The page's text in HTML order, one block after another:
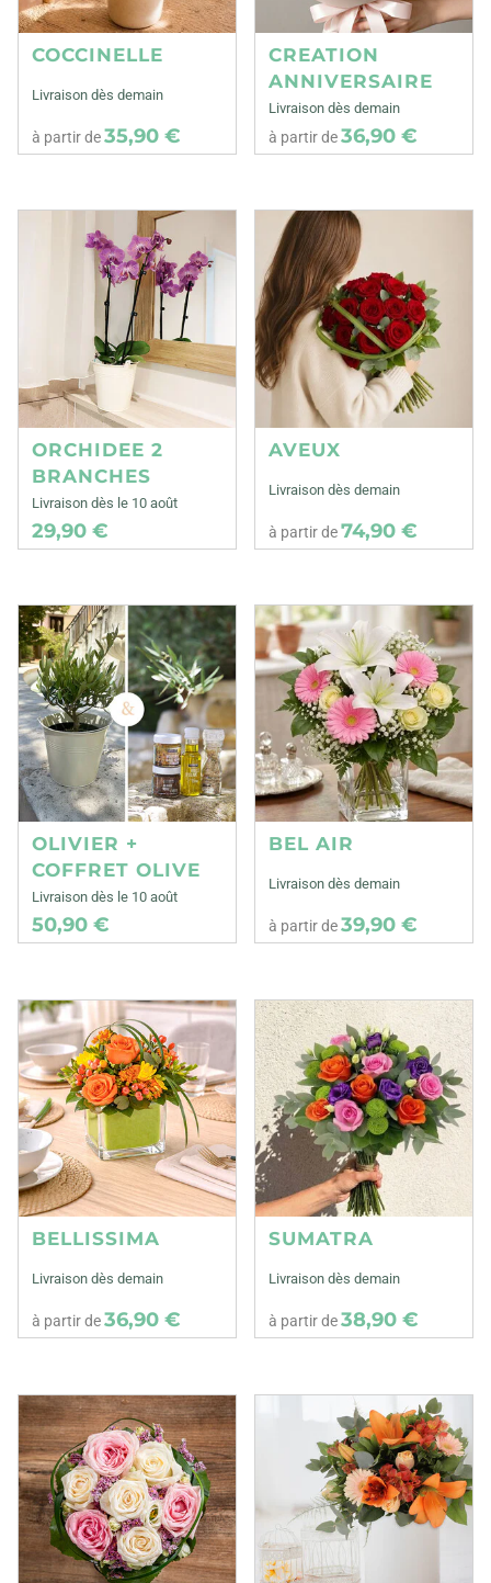
COCCINELLE
Livraison dès demain
à partir de35,90 €
CREATION
ANNIVERSAIRE
Livraison dès demain
à partir de36,90 €
ORCHIDEE 2
BRANCHES
Livraison dès le 10 août
29,90 €
AVEUX
Livraison dès demain
à partir de74,90 €
OLIVIER +
COFFRET OLIVE
Livraison dès le 10 août
50,90 €
BEL AIR
Livraison dès demain
à partir de39,90 €
BELLISSIMA
Livraison dès demain
à partir de36,90 €
SUMATRA
Livraison dès demain
à partir de38,90 €